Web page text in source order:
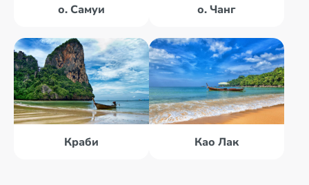
о. Самуи о. Чанг
Краби Као Лак